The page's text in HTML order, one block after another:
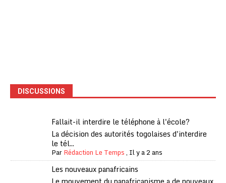
DISCUSSIONS
Fallait-il interdire le téléphone à l'école?
La décision des autorités togolaises d'interdire
le tél...
ParRédaction Le Temps, Il y a 2 ans
Les nouveaux panafricains